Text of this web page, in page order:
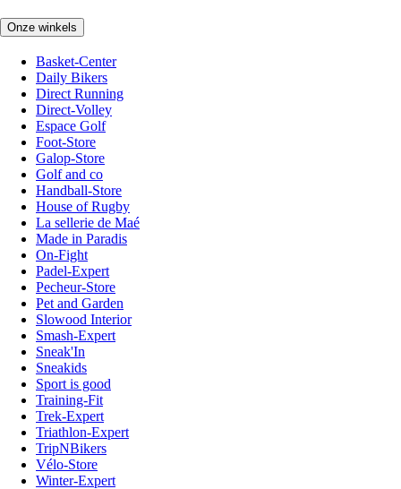
Onze winkels
Basket-Center
Daily Bikers
Direct Running
Direct-Volley
Espace Golf
Foot-Store
Galop-Store
Golf and co
Handball-Store
House of Rugby
La sellerie de Maé
Made in Paradis
On-Fight
Padel-Expert
Pecheur-Store
Pet and Garden
Slowood Interior
Smash-Expert
Sneak'In
Sneakids
Sport is good
Training-Fit
Trek-Expert
Triathlon-Expert
TripNBikers
Vélo-Store
Winter-Expert